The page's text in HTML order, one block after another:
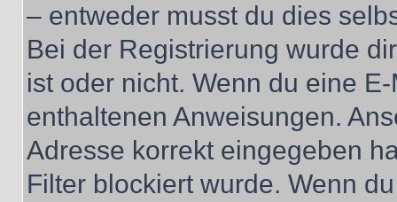
– entweder musst du dies
Bei der Registrierung wurde
ist oder nicht. Wenn du eine
enthaltenen Anweisungen.
Adresse korrekt eingegeben
Filter blockiert wurde. Wenn